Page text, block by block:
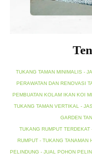
TUKANG TAMAN MINIMALIS -
PERAWATAN DAN RENOVASI
PEMBUATAN KOLAM IKAN KOI
TUKANG TAMAN VERTIKAL -
GARDEN
TUKANG RUMPUT
RUMPUT - TUKANG TANAMAN
PELINDUNG - JUAL POHON